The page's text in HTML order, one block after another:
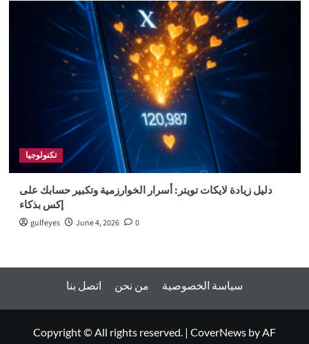
تكنولوجيا
دليل زيادة لايكات تويتر: أسرار الخوارزمية وتكبير حسابك على
إكس بذكاء
gulfeyes June 4, 2026 0
اتصل بنا من نحن سياسة الخصوصية
Copyright © All rights reserved. | CoverNews by AF